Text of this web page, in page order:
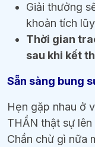
Giải thưởng
khoản tích
Thời gian
sau khi kết
Sẵn sàng bung
Hẹn gặp nhau ở
THẦN thật sự lên
Chần chừ gì nữa